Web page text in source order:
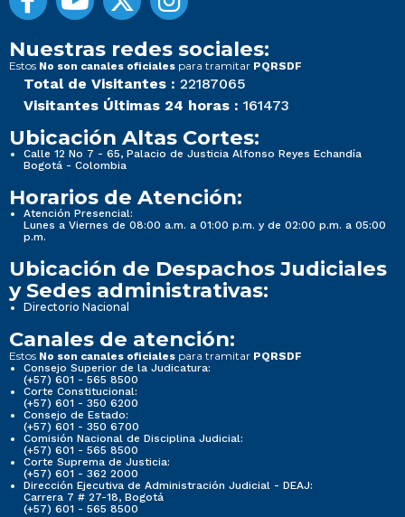
Nuestras redes sociales:
Estos No son canales oficiales para tramitar PQRSDF
Total de Visitantes : 22187065
Visitantes Últimas 24 horas : 161473
Ubicación Altas Cortes:
Calle 12 No 7 - 65, Palacio de Justicia Alfonso Reyes Echandía
Bogotá - Colombia
Horarios de Atención:
Atención Presencial:
Lunes a Viernes de 08:00 a.m. a 01:00 p.m. y de 02:00 p.m. a 05:00
p.m.
Ubicación de Despachos Judiciales
y Sedes administrativas:
Directorio Nacional
Canales de atención:
Estos No son canales oficiales para tramitar PQRSDF
Consejo Superior de la Judicatura:
(+57) 601 - 565 8500
Corte Constitucional:
(+57) 601 - 350 6200
Consejo de Estado:
(+57) 601 - 350 6700
Comisión Nacional de Disciplina Judicial:
(+57) 601 - 565 8500
Corte Suprema de Justicia:
(+57) 601 - 362 2000
Dirección Ejecutiva de Administración Judicial - DEAJ:
Carrera 7 # 27-18, Bogotá
(+57) 601 - 565 8500